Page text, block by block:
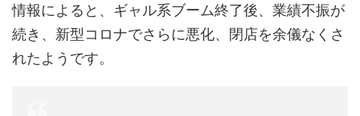
情報によると、ギャル系ブーム終了後、業績不振が
続き、新型コロナでさらに悪化、閉店を余儀なくさ
れたようです。